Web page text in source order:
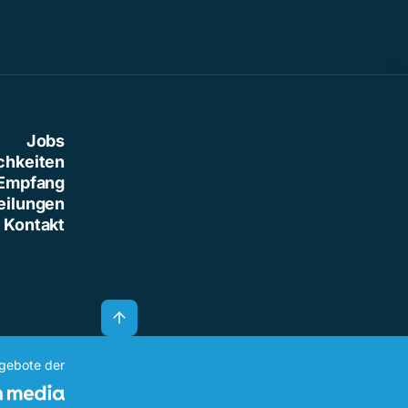
Jobs
Kontakt
der